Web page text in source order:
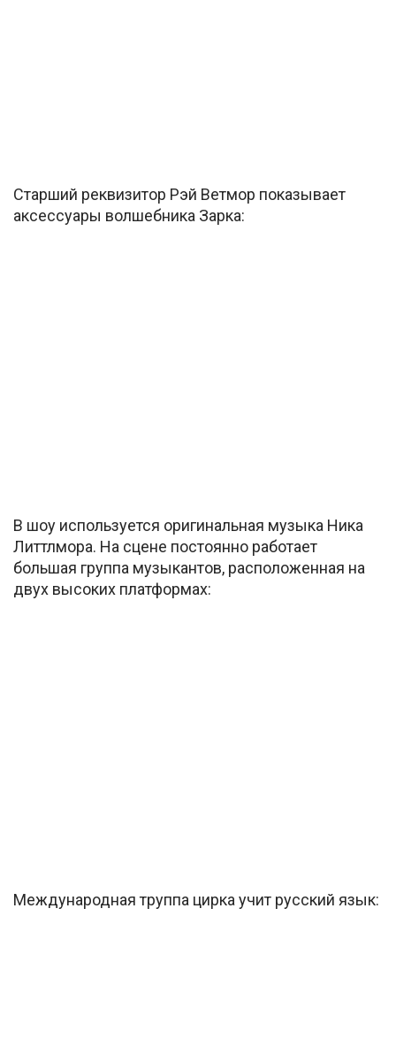
Старший реквизитор Рэй Ветмор показывает
аксессуары волшебника Зарка:
В шоу используется оригинальная музыка Ника
Литтлмора. На сцене постоянно работает
большая группа музыкантов, расположенная на
двух высоких платформах:
Международная труппа цирка учит русский язык: